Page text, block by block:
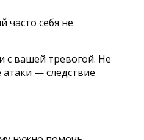
часто себя не
с вашей тревогой. Не
— следствие